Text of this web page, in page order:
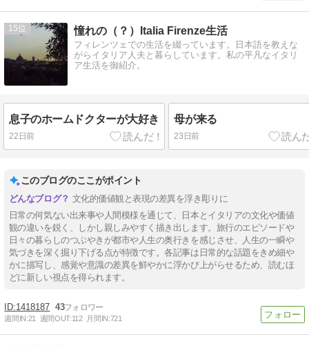
15 憧れの（？）Italia Firenze生活
フィレンツェでの生活を綴っています。日本語を教えな
がらイタリア人夫と暮らしています。私の平凡なイタリ
ア生活を御紹介。
息子のホームドクターが大好き
22日前
母が来る
23日前
このブログのここがポイント
文化的価値観と表現の差異を浮き彫りに
日常の何気ない出来事や人間模様を通じて、日本とイタリアの文化や価値
観の違いを鋭く、しかし親しみやすく描き出します。旅行のエピソードや
日々の暮らしのつぶやきが都市や人生の奥行きを感じさせ、人生の一瞬や
気づきを深く掘り下げる点が特徴です。各記事は日常的な話題をきめ細や
かに描写し、感覚や意識の差異を鮮やかに浮かび上がらせるため、読むほ
どに新しい視点を得られます。
1418187 43
週間IN:21 週間OUT:112 月間IN:721